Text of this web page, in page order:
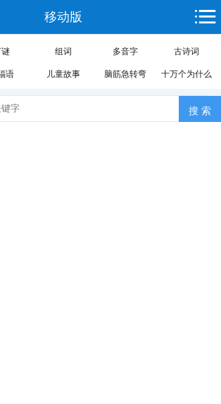
移动版
谜 组词 多音字 古诗词
语 儿童故事 脑筋急转弯 十万个为什么